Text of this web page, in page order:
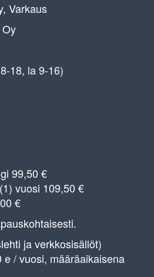
Varkaus
18, la 9-16)
99,50 €
vuosi 109,50 €
€
ja verkkosisällöt)
/ vuosi, määräaikaisena